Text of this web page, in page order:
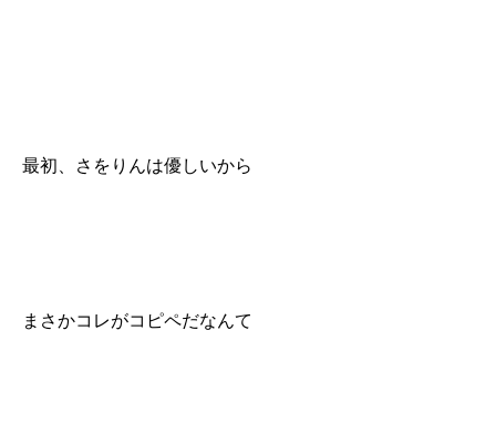
最初、さをりんは優しいから
まさかコレがコピペだなんて